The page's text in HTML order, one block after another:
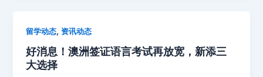
留学动态,资讯动态
好消息！澳洲签证语言考试再放宽，新添三
大选择